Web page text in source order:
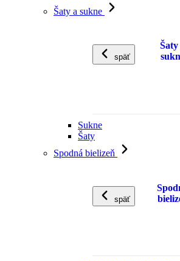
Šaty a sukne
späť
Šaty
Sukne
Šaty
Spodná bielizeň
späť